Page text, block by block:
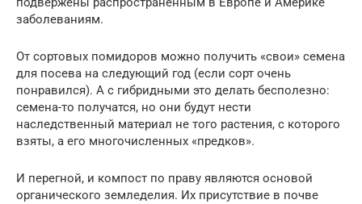
заболеваниям.
От сортовых помидоров можно получить «свои» семена
для посева на следующий год (если сорт очень
понравился). А с гибридными это делать бесполезно:
семена-то получатся, но они будут нести
наследственный материал не того растения, с которого
взяты, а его многочисленных «предков».
И перегной, и компост по праву являются основой
органического земледелия. Их присутствие в почве